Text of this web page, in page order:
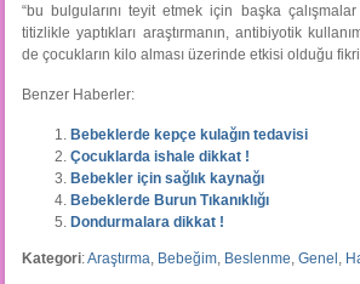
“bu bulgularını teyit etmek için başka
titizlikle yaptıkları araştırmanın, antibiyotik
de çocukların kilo alması üzerinde etkisi olduğu
Benzer Haberler:
Bebeklerde kepçe kulağın tedavisi
Çocuklarda ishale dikkat !
Bebekler için sağlık kaynağı
Bebeklerde Burun Tıkanıklığı
Dondurmalara dikkat !
Kategori:Araştırma, Bebeğim, Beslenme, Genel ,